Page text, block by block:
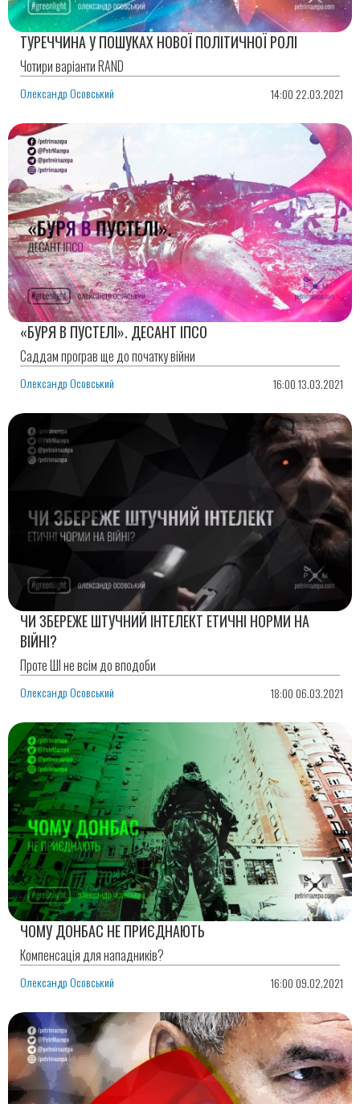
ТУРЕЧЧИНА У ПОШУКАХ НОВОЇ ПОЛІТИЧНОЇ РОЛІ
Чотири варіанти RAND
Олександр Осовський 14:00 22.03.2021
«БУРЯ В ПУСТЕЛІ». ДЕСАНТ ІПСО
Саддам програв ще до початку війни
Олександр Осовський 16:00 13.03.2021
ЧИ ЗБЕРЕЖЕ ШТУЧНИЙ ІНТЕЛЕКТ ЕТИЧНІ НОРМИ НА
ВІЙНІ?
Проте ШІ не всім до вподоби
Олександр Осовський 18:00 06.03.2021
ЧОМУ ДОНБАС НЕ ПРИЄДНАЮТЬ
Компенсація для нападників?
Олександр Осовський 16:00 09.02.2021